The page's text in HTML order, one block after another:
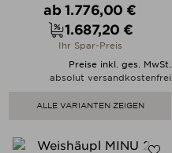
Verkaufspreis
ab 1.776,00 €
Preis
1.687,20 €
Ihr Spar-Preis
Preise inkl. ges. MwSt.
absolut versandkostenfrei
ALLE VARIANTEN ZEIGEN